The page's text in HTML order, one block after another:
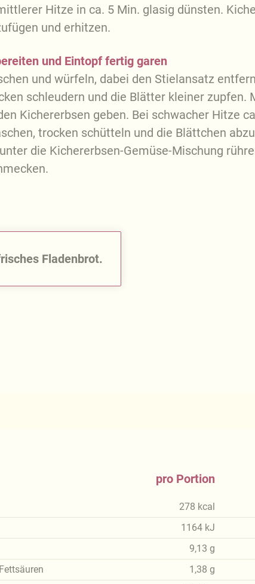
Hitze in ca. 5 Min. glasig dünsten.
und erhitzen.
und Eintopf fertig garen
und würfeln, dabei den Stielansatz
schleudern und die Blätter kleiner zupfen.
Kichererbsen geben. Bei schwacher Hitze
trocken schütteln und die Blättchen
die Kichererbsen-Gemüse-Mischung
Fladenbrot.
pro Portion
278 kcal
1164 kJ
9,13 g
1,38 g